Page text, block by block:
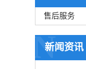
售后服务
新闻资讯
N